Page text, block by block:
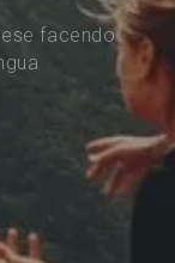
facendo